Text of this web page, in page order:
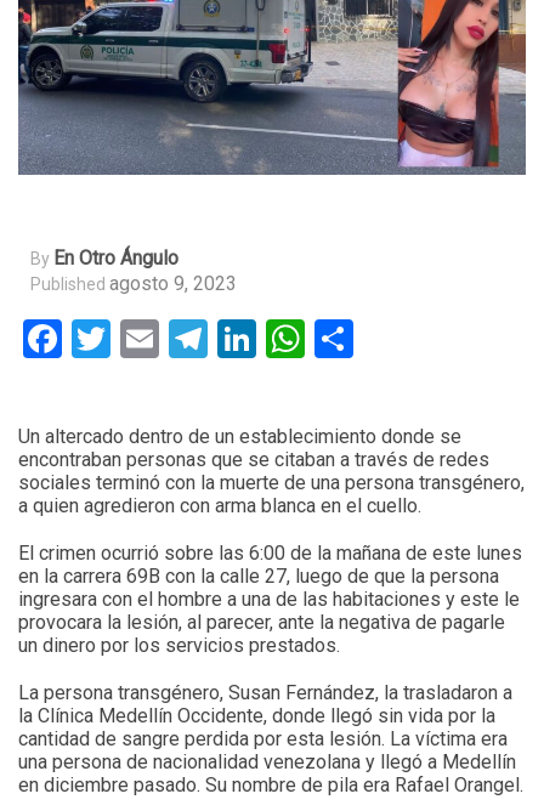
By En Otro Ángulo
Published agosto 9, 2023
Facebook
Twitter
EmailTelegram
LinkedIn
WhatsApp
Un altercado dentro de un establecimiento donde se
encontraban personas que se citaban a través de redes
sociales terminó con la muerte de una persona transgénero,
a quien agredieron con arma blanca en el cuello.
El crimen ocurrió sobre las 6:00 de la mañana de este lunes
en la carrera 69B con la calle 27, luego de que la persona
ingresara con el hombre a una de las habitaciones y este le
provocara la lesión, al parecer, ante la negativa de pagarle
un dinero por los servicios prestados.
La persona transgénero, Susan Fernández, la trasladaron a
la Clínica Medellín Occidente, donde llegó sin vida por la
cantidad de sangre perdida por esta lesión. La víctima era
una persona de nacionalidad venezolana y llegó a Medellín
en diciembre pasado. Su nombre de pila era Rafael Orangel.